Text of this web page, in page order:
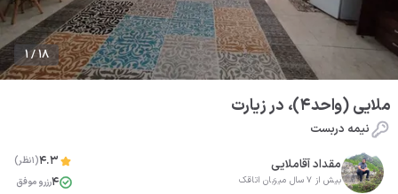
1 / 18
ملایی (واحد4)، در زیارت
نیمه دربست
مقداد آقاملایی
بیش از 7 سال میزبان اتاقک
4.3(1نظر)
4رزرو موفق